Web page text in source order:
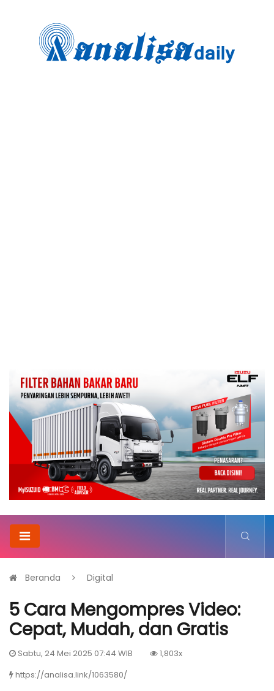
Beranda Digital
5 Cara Mengompres Video:
Cepat, Mudah, dan Gratis
Sabtu, 24 Mei 2025 07:44 WIB
1,803x
https://analisa.link/1063580/